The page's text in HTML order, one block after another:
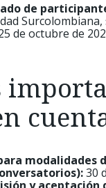
de
Surcolombiana,
de octubre de
modalidades
30